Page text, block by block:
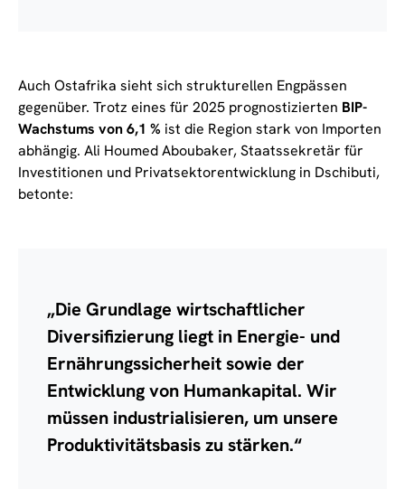
Auch Ostafrika sieht sich strukturellen Engpässen
gegenüber. Trotz eines für 2025 prognostizierten BIP-
Wachstums von 6,1 % ist die Region stark von Importen
abhängig. Ali Houmed Aboubaker, Staatssekretär für
Investitionen und Privatsektorentwicklung in Dschibuti,
betonte:
„Die Grundlage wirtschaftlicher
Diversifizierung liegt in Energie- und
Ernährungssicherheit sowie der
Entwicklung von Humankapital. Wir
müssen industrialisieren, um unsere
Produktivitätsbasis zu stärken.“